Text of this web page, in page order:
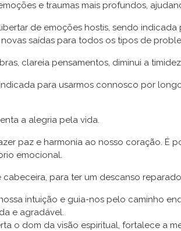
e traumas mais profundos,
de emoções hostis, sendo
saídas para todos os tipos de
clareia pensamentos, diminui a
para usarmos connosco por
a alegria pela vida.
paz e harmonia ao nosso coração. É
emocional.
para ter um descanso
intuição e guia-nos pelo caminho
e agradável.
o dom da visão espiritual, fortalece a